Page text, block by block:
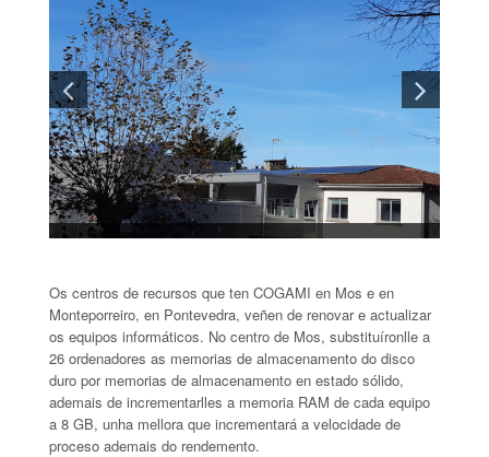
Os centros de recursos que ten COGAMI en Mos e en
Monteporreiro, en Pontevedra, veñen de renovar e actualizar
os equipos informáticos. No centro de Mos, substituíronlle a
26 ordenadores as memorias de almacenamento do disco
duro por memorias de almacenamento en estado sólido,
ademais de incrementarlles a memoria RAM de cada equipo
a 8 GB, unha mellora que incrementará a velocidade de
proceso ademais do rendemento.